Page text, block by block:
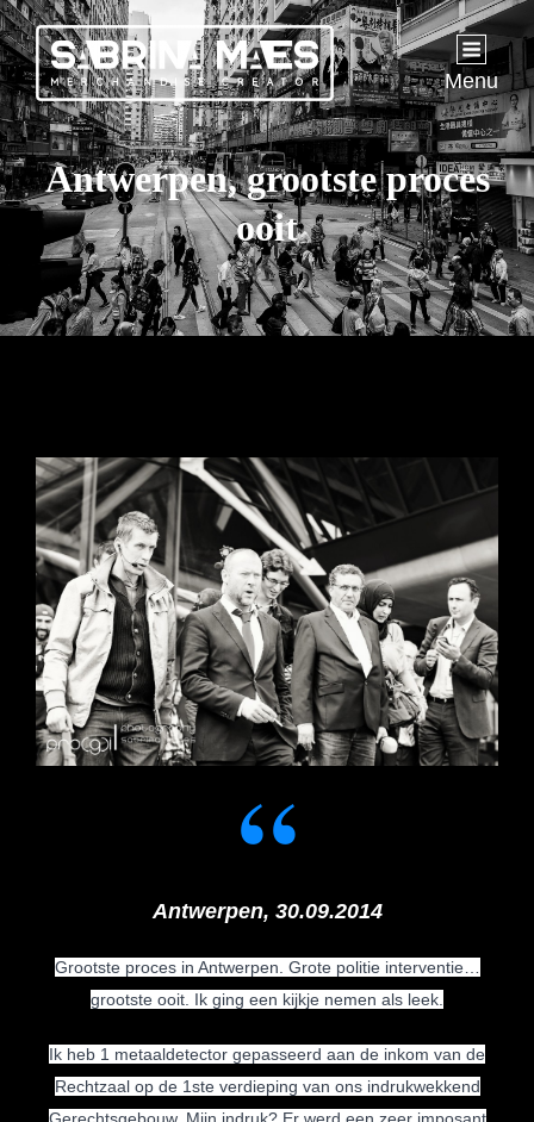
Menu
Antwerpen, grootste proces
ooit
Antwerpen, 30.09.2014
Grootste proces in Antwerpen. Grote politie interventie…
grootste ooit. Ik ging een kijkje nemen als leek.
Ik heb 1 metaaldetector gepasseerd aan de inkom van de
Rechtzaal op de 1ste verdieping van ons indrukwekkend
Gerechtsgebouw. Mijn indruk? Er werd een zeer imposant